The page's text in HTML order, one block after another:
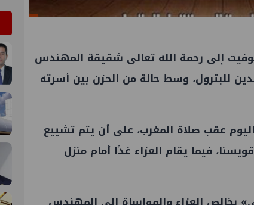
إلى رحمة الله تعالى شقيقة المهندس
للبترول، وسط حالة من الحزن بين أسرته
عقب صلاة المغرب، على أن يتم تشييع
فيما يقام العزاء غدًا أمام منزل